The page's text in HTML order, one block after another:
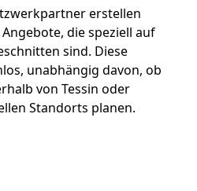
erstellen
die speziell auf
sind. Diese
unabhängig davon, ob
von Tessin oder
Standorts planen.